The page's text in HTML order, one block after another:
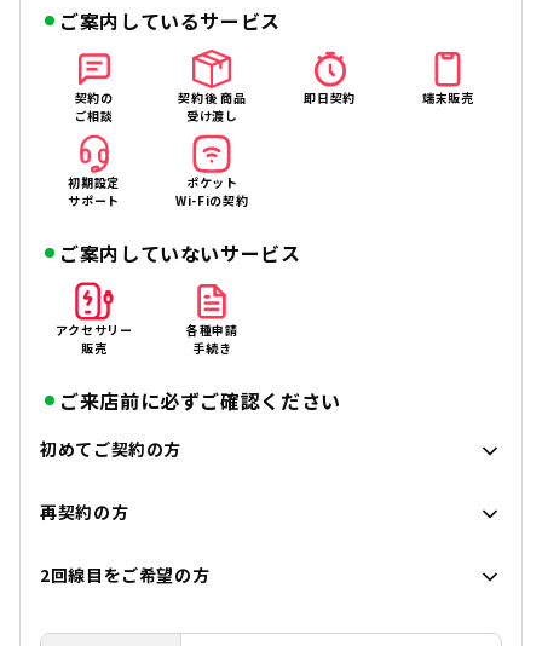
ご案内しているサービス
契約の
ご相談
契約後 商品
受け渡し
即日契約 端末販売
初期設定
サポート
ポケット
Wi-Fiの契約
ご案内していないサービス
アクセサリー
販売
各種申請
手続き
ご来店前に必ずご確認ください
初めてご契約の方
再契約の方
2回線目をご希望の方